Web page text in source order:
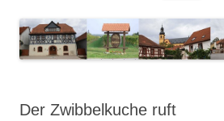
Der Zwibbelkuche ruft